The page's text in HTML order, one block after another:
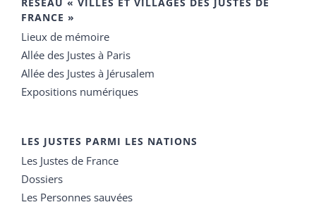
FRANCE »
Lieux de mémoire
Allée des Justes à Paris
Allée des Justes à Jérusalem
Expositions numériques
LES JUSTES PARMI LES NATIONS
Les Justes de France
Dossiers
Les Personnes sauvées